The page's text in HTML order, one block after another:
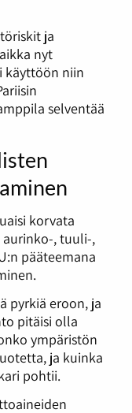
ja
nyt
käyttöön niin
selventää
korvata
aurinko-, tuuli-,
pääteemana
pyrkiä eroon, ja
pitäisi olla
ympäristön
ja kuinka
pohtii.